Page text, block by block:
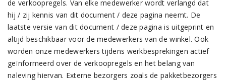
de verkoopregels. Van elke medewerker wordt verlangd dat
hij / zij kennis van dit document / deze pagina neemt. De
laatste versie van dit document / deze pagina is uitgeprint en
altijd beschikbaar voor de medewerkers van de winkel. Ook
worden onze medewerkers tijdens werkbesprekingen actief
geïnformeerd over de verkoopregels en het belang van
naleving hiervan. Externe bezorgers zoals de pakketbezorgers